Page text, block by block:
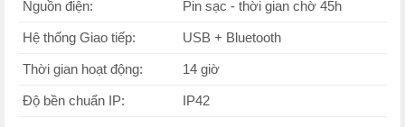
Nguồn điện: Pin sạc - thời gian chờ 45h
Hệ thống Giao tiếp: USB + Bluetooth
Thời gian hoạt động: 14 giờ
Độ bền chuẩn IP: IP42